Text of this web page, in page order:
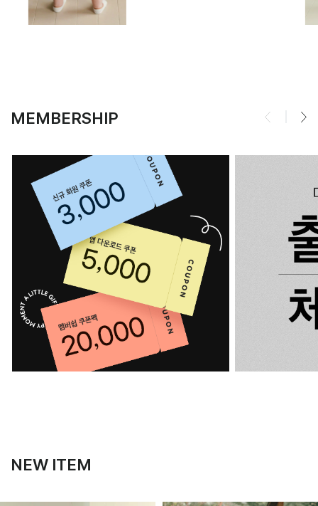
MEMBERSHIP
NEW ITEM